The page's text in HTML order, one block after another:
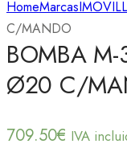
HomeMarcas
C/MANDO
BOMBA M-
Ø20 C/
709.50€ IVA